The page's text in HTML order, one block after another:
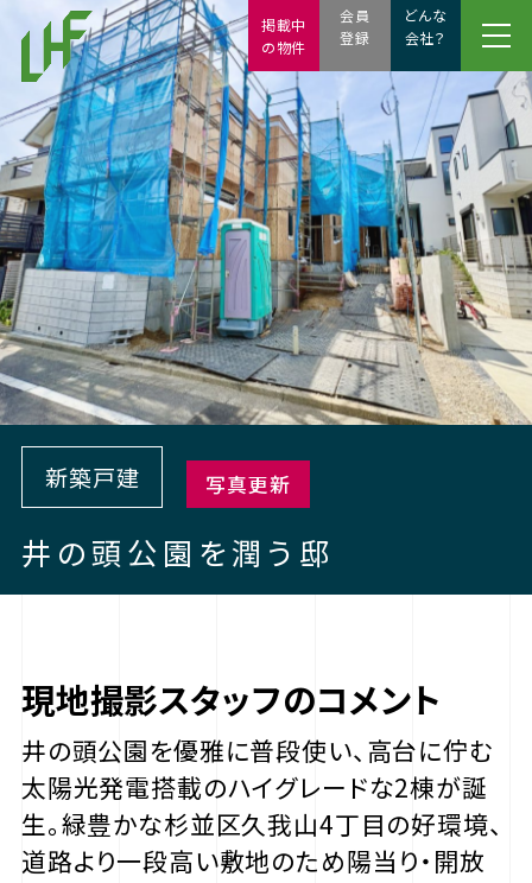
新築戸建 写真更新
井の頭公園を潤う邸
現地撮影スタッフのコメント
井の頭公園を優雅に普段使い、高台に佇む
太陽光発電搭載のハイグレードな2棟が誕
生。緑豊かな杉並区久我山4丁目の好環境、
道路より一段高い敷地のため陽当り・開放
会員
登録
どんな
会社？
掲載中
の物件